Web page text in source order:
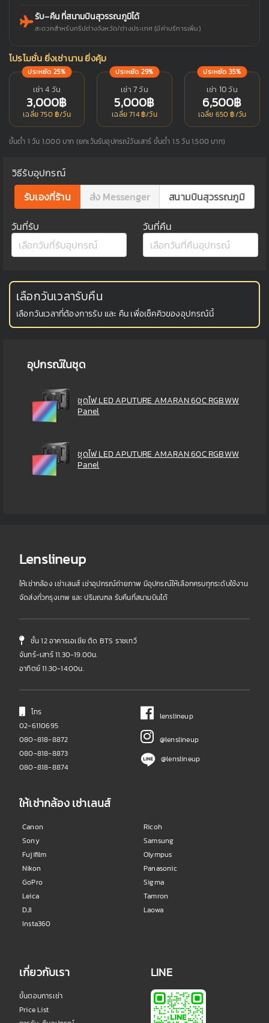
รับ–คืน ที่สนามบินสุวรรณภูมิได้
สะดวกสำหรับทริปต่างจังหวัด/ต่างประเทศ (มีค่าบริการเพิ่ม)
โปรโมชั่น ยิ่งเช่านาน ยิ่งคุ้ม
ประหยัด 25%
เช่า 4 วัน
3,000฿
เฉลี่ย 750 ฿/วัน
ประหยัด 29%
เช่า 7 วัน
5,000฿
เฉลี่ย 714 ฿/วัน
ประหยัด 35%
เช่า 10 วัน
6,500฿
เฉลี่ย 650 ฿/วัน
ขั้นต่ำ 1 วัน 1,000 บาท (ยกเว้นรับอุปกรณ์วันเสาร์ ขั้นต่ำ 1.5 วัน 1,500 บาท)
วิธีรับอุปกรณ์
รับเองที่ร้าน
ส่ง Messenger สนามบินสุวรรณภูมิ
วันที่รับ วันที่คืน
เลือกวันเวลารับคืน
เลือกวันเวลาที่ต้องการรับ และ คืน เพื่อเช็คคิวของอุปกรณ์นี้
อุปกรณ์ในชุด
ชุดไฟ LED APUTURE AMARAN 60C RGBWW
Panel
ชุดไฟ LED APUTURE AMARAN 60C RGBWW
Panel
Lenslineup
ให้เช่ากล้อง เช่าเลนส์ เช่าอุปกรณ์ถ่ายภาพ มีอุปกรณ์ให้เลือกครบทุกระดับใช้งาน
จัดส่งทั่วกรุงเทพ และ ปริมณฑล รับคืนที่สนามบินได้
ชั้น 12 อาคารเอเชีย ติด BTS ราชเทวี
จันทร์-เสาร์ 11.30-19.00น.
อาทิตย์ 11:30-14:00น.
โทร
02-6110695
080-818-8872
080-818-8873
080-818-8874
lenslineup
@lenslineup
@lenslineup
ให้เช่ากล้อง เช่าเลนส์
Canon
Sony
Fujifilm
Nikon
GoPro
Leica
DJI
Insta360
Ricoh
Samsung
Olympus
Panasonic
Sigma
Tamron
Laowa
เกี่ยวกับเรา
ขั้นตอนการเช่า
Price List
LINE